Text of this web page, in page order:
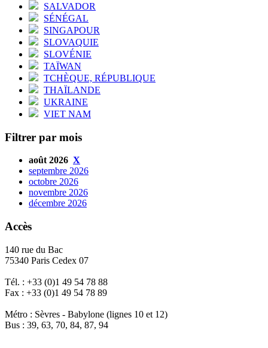
SALVADOR
SÉNÉGAL
SINGAPOUR
SLOVAQUIE
SLOVÉNIE
TAÏWAN
TCHÈQUE, RÉPUBLIQUE
THAÏLANDE
UKRAINE
VIET NAM
Filtrer par mois
août 2026 X
septembre 2026
octobre 2026
novembre 2026
décembre 2026
Accès
140 rue du Bac
75340 Paris Cedex 07
Tél. : +33 (0)1 49 54 78 88
Fax : +33 (0)1 49 54 78 89
Métro : Sèvres - Babylone (lignes 10 et 12)
Bus : 39, 63, 70, 84, 87, 94